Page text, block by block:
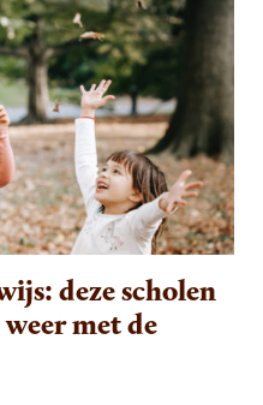
deze scholen
met de